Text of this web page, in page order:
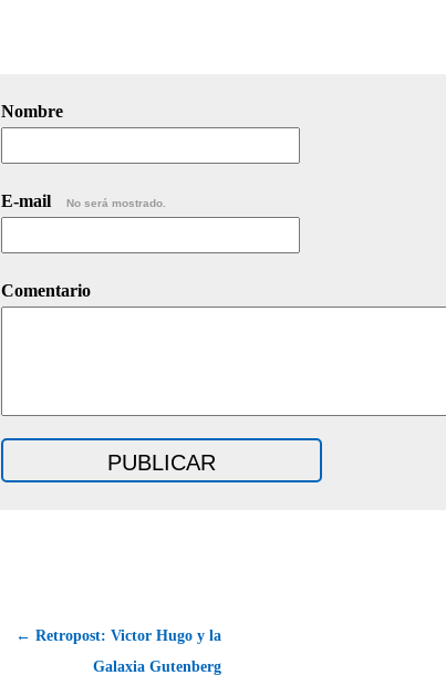
Nombre
E-mail No será mostrado.
Comentario
← Retropost: Victor Hugo y la
Galaxia Gutenberg